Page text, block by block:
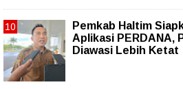
Pemkab Haltim
Aplikasi PERDANA,
Diawasi Lebih Ketat